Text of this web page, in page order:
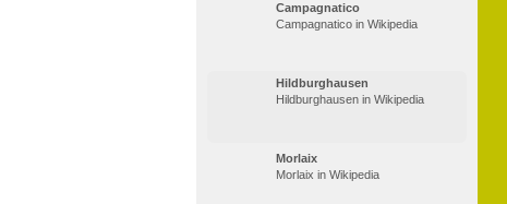
Campagnatico
Campagnatico in Wikipedia
Hildburghausen
Hildburghausen in Wikipedia
Morlaix
Morlaix in Wikipedia